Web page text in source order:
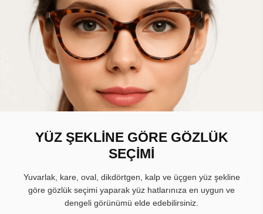
YÜZ ŞEKLİNE GÖRE GÖZLÜK
SEÇİMİ
Yuvarlak, kare, oval, dikdörtgen, kalp ve üçgen yüz şekline
göre gözlük seçimi yaparak yüz hatlarınıza en uygun ve
dengeli görünümü elde edebilirsiniz.